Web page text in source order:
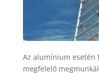
Az alumínium esetén
megfelelő